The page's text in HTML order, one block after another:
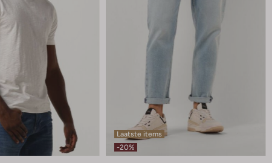
Laatste items
-20%